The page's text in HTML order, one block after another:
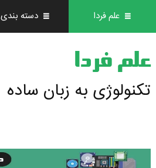
علم فردا دسته بندی
علم فردا
تکنولوژی به زبان ساده